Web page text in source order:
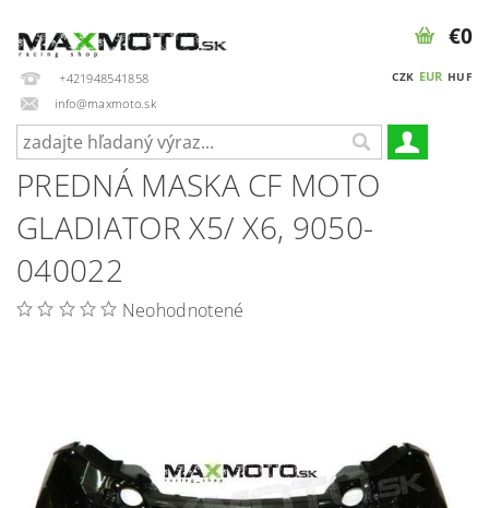
+421948541858
info@maxmoto.sk
CZK EUR HUF
€0
PREDNÁ MASKA CF MOTO
GLADIATOR X5/ X6, 9050-
040022
Neohodnotené